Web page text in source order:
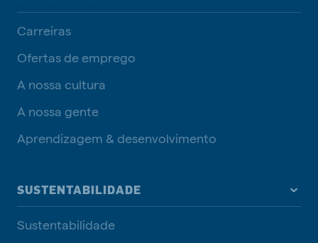
Carreiras
Ofertas de emprego
A nossa cultura
A nossa gente
Aprendizagem & desenvolvimento
SUSTENTABILIDADE
Sustentabilidade